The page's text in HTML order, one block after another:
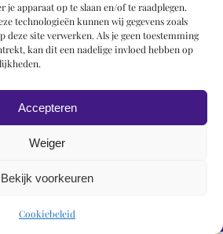
apparaat op te slaan en/of te raadplegen.
technologieën kunnen wij gegevens zoals
deze site verwerken. Als je geen toestemming
kan dit een nadelige invloed hebben op
Accepteren
Weiger
Bekijk voorkeuren
Cookiebeleid
| Powered by